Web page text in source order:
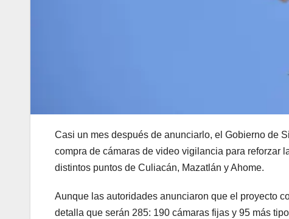
Casi un mes después de anunciarlo, el Gobierno de
compra de cámaras de video vigilancia para reforzar
distintos puntos de Culiacán, Mazatlán y Ahome.
Aunque las autoridades anunciaron que el proyecto
detalla que serán 285: 190 cámaras fijas y 95 más